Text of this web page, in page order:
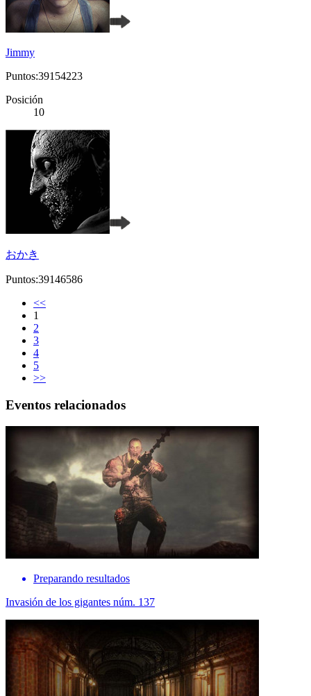
Jimmy
Puntos:39154223
Posición
10
おかき
Puntos:39146586
<<
1
2
3
4
5
>>
Eventos relacionados
Preparando resultados
Invasión de los gigantes núm. 137